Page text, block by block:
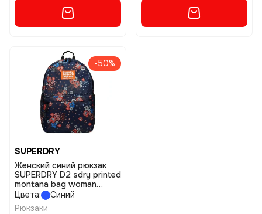
-50%
SUPERDRY
Женский синий рюкзак
SUPERDRY D2 sdry printed
montana bag woman
размер os
Цвета:
Синий
Рюкзаки